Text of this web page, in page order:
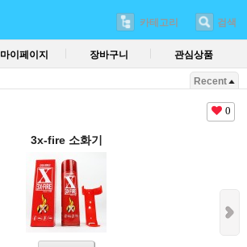
카테고리 검색
마이페이지 장바구니 관심상품
Recent
0
3x-fire 소화기